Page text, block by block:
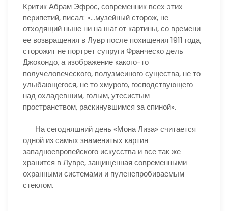
Критик Абрам Эфрос, современник всех этих
перипетий, писал: «…музейный сторож, не
отходящий ныне ни на шаг от картины, со времени
ее возвращения в Лувр после похищения 1911 года,
сторожит не портрет супруги Франческо дель
Джокондо, а изображение какого-то
получеловеческого, полузмеиного существа, не то
улыбающегося, не то хмурого, господствующего
над охладевшим, голым, утесистым
пространством, раскинувшимся за спиной».
На сегодняшний день «Мона Лиза» считается
одной из самых знаменитых картин
западноевропейского искусства и все так же
хранится в Лувре, защищенная современными
охранными системами и пуленепробиваемым
стеклом.